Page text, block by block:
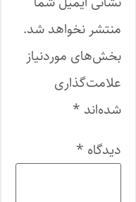
منتشر نخواهد شد.
بخش‌های موردنیاز
علامت‌گذاری
شده‌اند *
دیدگاه *